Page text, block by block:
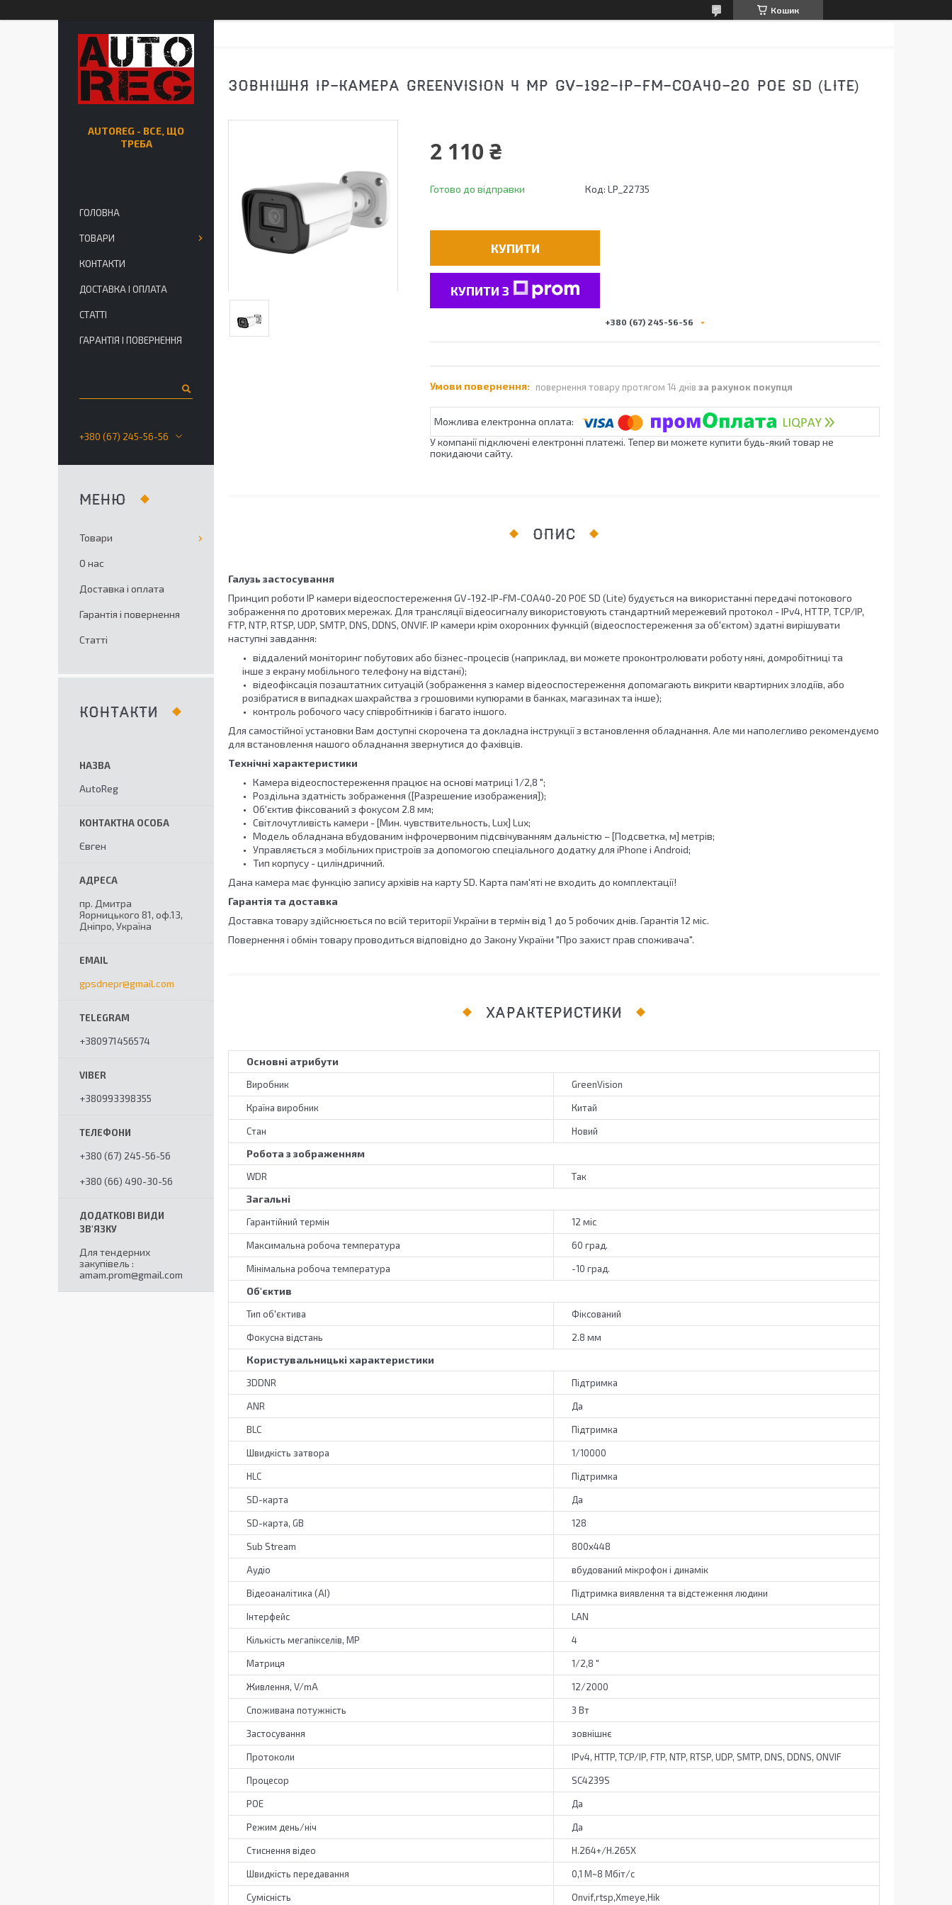
Кошик
ЗОВНІШНЯ IP-КАМЕРА GREENVISION 4 МР GV-192-IP-FM-COA40-20 POE SD (LITE)
2 110 ₴
Готово до відправки Код: LP_22735
КУПИТИ
КУПИТИ З
+380 (67) 245-56-56
повернення товару протягом 14 днів за рахунок покупця
У компанії підключені електронні платежі. Тепер ви можете купити будь-який товар не
покидаючи сайту.
ОПИС
Галузь застосування
Принцип роботи IP камери відеоспостереження GV-192-IP-FM-COA40-20 POE SD (Lite) будується на використанні передачі потокового
зображення по дротових мережах. Для трансляції відеосигналу використовують стандартний мережевий протокол - IPv4, HTTP, TCP/IP,
FTP, NTP, RTSP, UDP, SMTP, DNS, DDNS, ONVIF. IP камери крім охоронних функцій (відеоспостереження за об'єктом) здатні вирішувати
наступні завдання:
віддалений моніторинг побутових або бізнес-процесів (наприклад, ви можете проконтролювати роботу няні, домробітниці та
інше з екрану мобільного телефону на відстані);
відеофіксація позаштатних ситуацій (зображення з камер відеоспостереження допомагають викрити квартирних злодіїв, або
розібратися в випадках шахрайства з грошовими купюрами в банках, магазинах та інше);
контроль робочого часу співробітників і багато іншого.
Для самостійної установки Вам доступні скорочена та докладна інструкції з встановлення обладнання. Але ми наполегливо рекомендуємо
для встановлення нашого обладнання звернутися до фахівців.
Технічні характеристики
Камера відеоспостереження працює на основі матриці 1/2,8 ";
Роздільна здатність зображення ([Разрешение изображения]);
Об'єктив фіксований з фокусом 2.8 мм;
Світлочутливість камери - [Мин. чувствительность, Lux] Lux;
Модель обладнана вбудованим інфрочервоним підсвічуванням дальністю – [Подсветка, м] метрів;
Управляється з мобільних пристроїв за допомогою спеціального додатку для iPhone і Android;
Тип корпусу - циліндричний.
Дана камера має функцію запису архівів на карту SD. Карта пам'яті не входить до комплектації!
Гарантія та доставка
Доставка товару здійснюється по всій території України в термін від 1 до 5 робочих днів. Гарантія 12 міс.
Повернення і обмін товару проводиться відповідно до Закону України "Про захист прав споживача".
ХАРАКТЕРИСТИКИ
Основні атрибути
Виробник GreenVision
Країна виробник Китай
Стан Новий
Робота з зображенням
WDR Так
Загальні
Гарантійний термін 12 міс
Максимальна робоча температура 60 град.
Мінімальна робоча температура -10 град.
Об'єктив
Тип об'єктива Фіксований
Фокусна відстань 2.8 мм
Користувальницькі характеристики
3DDNR Підтримка
ANR Да
BLC Підтримка
Швидкість затвора 1/10000
HLC Підтримка
SD-карта Да
SD-карта, GB 128
Sub Stream 800x448
Аудіо вбудований мікрофон і динамік
Відеоаналітика (AI) Підтримка виявлення та відстеження людини
Інтерфейс LAN
Кількість мегапікселів, MP 4
Матриця 1/2,8 "
Живлення, V/mA 12/2000
Споживана потужність 3 Вт
Застосування зовнішнє
Протоколи IPv4, HTTP, TCP/IP, FTP, NTP, RTSP, UDP, SMTP, DNS, DDNS, ONVIF
Процесор SC4239S
РОЕ Да
Режим день/ніч Да
Стиснення відео H.264+/H.265X
Швидкість передавання 0,1 М~8 Мбіт/с
Сумісність Onvif,rtsp,Xmeye,Hik
AUTOREG - ВСЕ, ЩО
ТРЕБА
ГОЛОВНА
ТОВАРИ
КОНТАКТИ
ДОСТАВКА І ОПЛАТА
СТАТТІ
ГАРАНТІЯ І ПОВЕРНЕННЯ
+380 (67) 245-56-56
Товари
О нас
Доставка і оплата
Гарантія і повернення
Статті
КОНТАКТИ
AutoReg
Євген
пр. Дмитра
Яорницького 81, оф.13,
Дніпро, Україна
gpsdnepr@gmail.com
+380971456574
+380993398355
+380 (67) 245-56-56
+380 (66) 490-30-56
Для тендерних
закупівель
amam.prom@gmail.com